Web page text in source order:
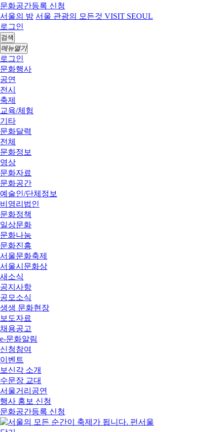
문화공간등록 신청
서울의 밤 서울 관광의 모든것 VISIT SEOUL
로그인
검색
메뉴열기
로그인
문화행사
공연
전시
축제
교육/체험
기타
문화달력
전체
문화정보
영상
문화자료
문화공간
예술인/단체정보
비영리법인
문화정책
일상문화
문화나눔
문화진흥
서울문화축제
서울시문화상
새소식
공지사항
공모소식
생생 문화현장
보도자료
채용공고
e-문화알림
신청참여
이벤트
보신각 소개
수문장 교대
서울거리공연
행사 홍보 신청
문화공간등록 신청